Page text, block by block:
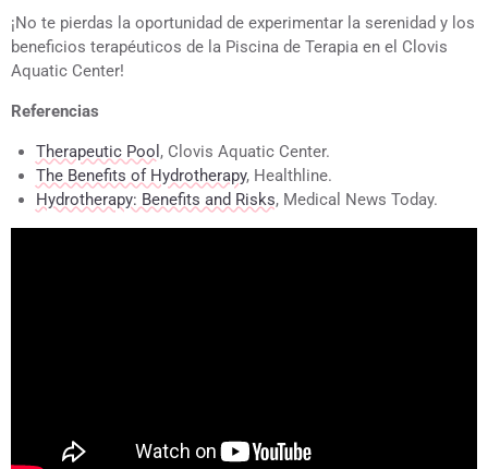
¡No te pierdas la oportunidad de experimentar la serenidad y los
beneficios terapéuticos de la Piscina de Terapia en el Clovis
Aquatic Center!
Referencias
Therapeutic Pool , Clovis Aquatic Center.
The Benefits of Hydrotherapy, Healthline.
Hydrotherapy: Benefits and Risks, Medical News Today.